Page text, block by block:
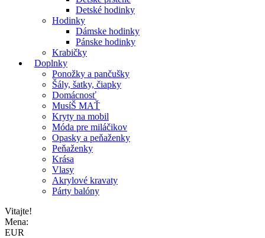
Detské hodinky
Hodinky
Dámske hodinky
Pánske hodinky
Krabičky
Doplnky
Ponožky a pančušky
Šály, šatky, čiapky
Domácnosť
MusíŠ MAŤ
Kryty na mobil
Móda pre miláčikov
Opasky a peňaženky
Peňaženky
Krása
Vlasy
Akrylové kravaty
Párty balóny
Vitajte!
Mena:
EUR